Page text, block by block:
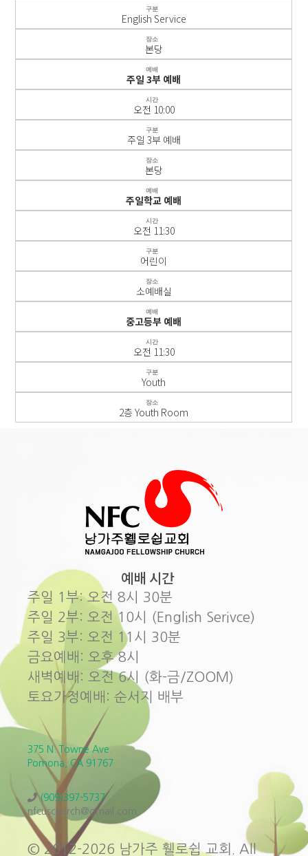
구분
English Service
장소
본당
예배
주일 3부 예배
시간
오전 10:00
구분
주일 3부 예배
장소
본당
예배
주일학교 예배
시간
오전 11:30
구분
어린이
장소
소예배실
예배
중고등부 예배
시간
오전 11:30
구분
Youth
장소
2층 Youth Room
예배 시간
주일 1부: 오전 8시 30분
주일 2부: 오전 10시 (English Serivce)
주일 3부: 오전 11시 30분
금요예배: 오후 8시
새벽예배: 오전 6시 (화-금/ZOOM)
토요가정예배: 순서지 배부
375 N. Towne Ave.
Pomona, CA 91767
(909)397-5737
nfcuschurch@gmail.com
© 2012-2026 남가주 휄로쉽 교회. All